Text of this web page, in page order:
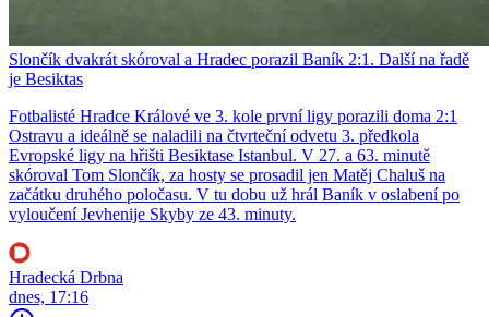
Slončík dvakrát skóroval a Hradec porazil Baník 2:1. Další na řadě
je Besiktas
Fotbalisté Hradce Králové ve 3. kole první ligy porazili doma 2:1
Ostravu a ideálně se naladili na čtvrteční odvetu 3. předkola
Evropské ligy na hřišti Besiktase Istanbul. V 27. a 63. minutě
skóroval Tom Slončík, za hosty se prosadil jen Matěj Chaluš na
začátku druhého poločasu. V tu dobu už hrál Baník v oslabení po
vyloučení Jevhenije Skyby ze 43. minuty.
Hradecká Drbna
dnes, 17:16